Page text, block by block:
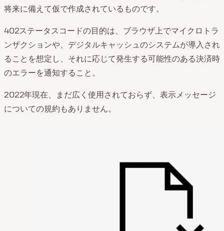
将来に備えて仮で作成されているものです。
402ステータスコードの目的は、ブラウザ上でマイクロトラ
ンザクションや、デジタルキャッシュのシステムが導入され
ることを想定し、それに応じて発生する可能性のある決済時
のエラーを通知すること。
2022年現在、まだ広く使用されておらず、表示メッセージ
についての規約もありません。